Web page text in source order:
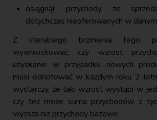
osiągnął przychody ze
dotychczas nieoferowanych w
Z literalnego brzmienia tego
wywnioskować, czy wzrost
uzyskanie w przypadku nowych
musi odnotować w każdym roku 2-
wystarczy, że taki wzrost wystąpi w
czy też może suma przychodów z
wyższa niż przychody bazowe.